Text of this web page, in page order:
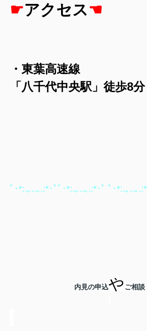
☛アクセス☚
・東葉高速線
「八千代中央駅」徒歩8分
ﾟ･*:.｡..｡.:*･ﾟﾟ･*:.｡..｡.:*･ﾟ ﾟ･*:.｡..｡
内見の申込やご相談